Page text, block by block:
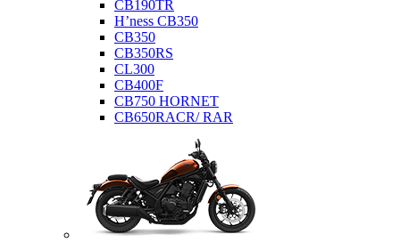
CB190TR
H’ness CB350
CB350
CB350RS
CL300
CB400F
CB750 HORNET
CB650RACR/ RAR